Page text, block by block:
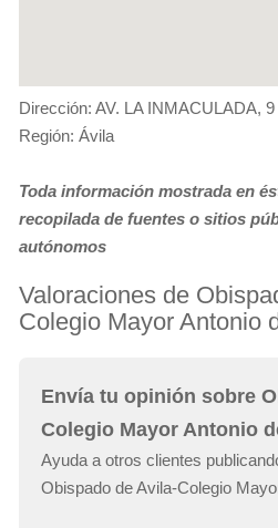
Dirección: AV. LA INMACULADA, 9
Región: Ávila
Toda información mostrada en
recopilada de fuentes o sitios
autónomos
Valoraciones de
Colegio Mayor Antonio
Envía tu opinión sobre
Colegio Mayor Antonio
Ayuda a otros clientes
Obispado de Avila-Colegio